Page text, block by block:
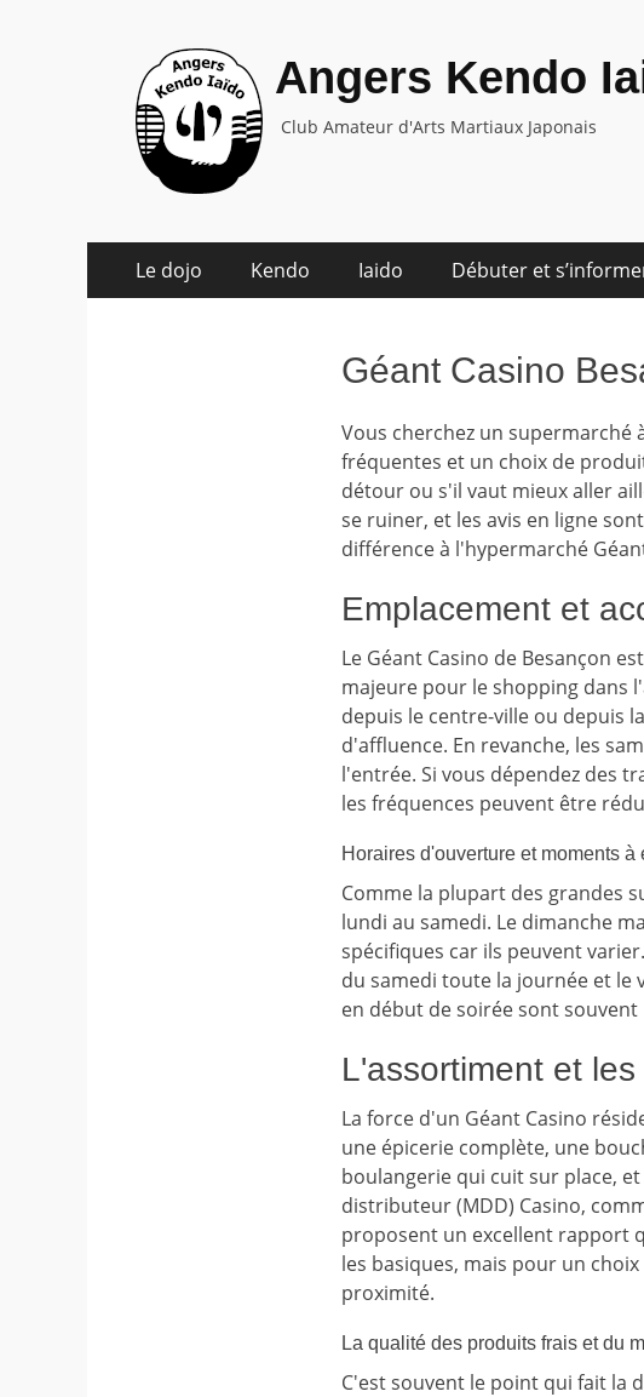
Angers Kendo
Club Amateur d'Arts Martiaux Japonais
Menu
principal
Le dojo Kendo Iaido Débuter et
Géant Casino
Vous cherchez un
fréquentes et un choix de
détour ou s'il vaut mieux aller
se ruiner, et les avis en ligne
différence à l'hypermarché
Emplacement et
Le Géant Casino de Besançon
majeure pour le shopping dans
depuis le centre-ville ou depuis
d'affluence. En revanche, les
l'entrée. Si vous dépendez des
les fréquences peuvent être
Horaires d'ouverture et moments à
Comme la plupart des grandes
lundi au samedi. Le dimanche
spécifiques car ils peuvent
du samedi toute la journée et le
en début de soirée sont souvent
L'assortiment et
La force d'un Géant Casino
une épicerie complète, une
boulangerie qui cuit sur place,
distributeur (MDD) Casino,
proposent un excellent rapport
les basiques, mais pour un
proximité.
La qualité des produits frais et du
C'est souvent le point qui fait la